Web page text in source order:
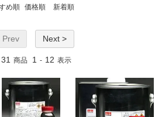
め順 価格順 新着順
Prev Next >
31 商品 1 - 12 表示